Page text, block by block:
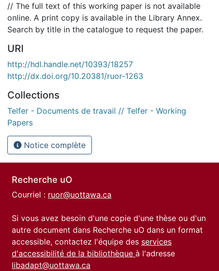
// The full text of this working paper is not available
online. A print copy is available in the Library Annex.
Search by title in the catalogue to request the paper.
URI
http://hdl.handle.net/10393/18257
http://dx.doi.org/10.20381/ruor-1263
Collections
Telfer - Documents de travail // Telfer - Working
Papers
Notice complète
Recherche uO
Courriel : ruor@uottawa.ca
Si vous avez besoin d'une copie d'une thèse ou d'un
autre document dans Recherche uO dans un format
accessible, contactez l'équipe des services
d'accessibilité de la bibliothèque à l'adresse
libadapt@uottawa.ca